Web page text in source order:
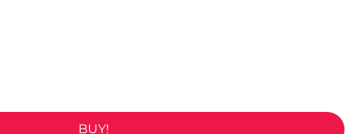
BUY!